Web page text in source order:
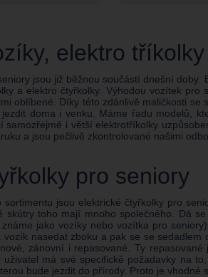
elektro
jsou již běžnou součástí dnešní
a elektro čtyřkolky. Výhodou vozítek
oblíbené. Díky této zdánlivě maličkosti
doma i venku. Máme řadu modelů,
samozřejmě i větší elektrotříkolky
a jsou pečlivě zkontrolované našimi
pro seniory
sortimentu jsou elektrické čtyřkolky pro
skútry toho mají mnoho společného. Dá
jako vozíky nebo vozítka pro
vozík nasedat zboku a pak se se
zánovní i repasované. Ty
uživatel má své specifické požadavky na
bude jezdit do přírody. Proto je